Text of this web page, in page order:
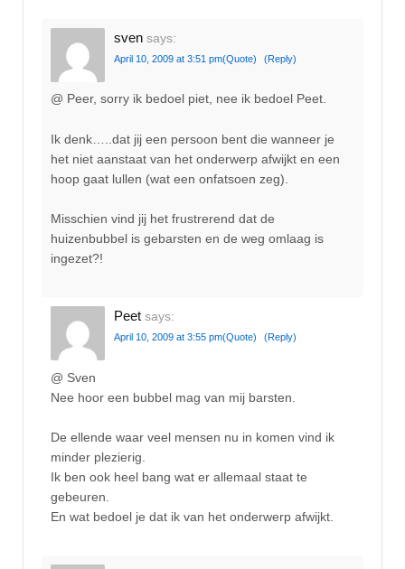
sven says:
April 10, 2009 at 3:51 pm(Quote) (Reply)
@ Peer, sorry ik bedoel piet, nee ik bedoel Peet.
Ik denk…..dat jij een persoon bent die wanneer je
het niet aanstaat van het onderwerp afwijkt en een
hoop gaat lullen (wat een onfatsoen zeg).
Misschien vind jij het frustrerend dat de
huizenbubbel is gebarsten en de weg omlaag is
ingezet?!
Peet says:
April 10, 2009 at 3:55 pm(Quote) (Reply)
@ Sven
Nee hoor een bubbel mag van mij barsten.
De ellende waar veel mensen nu in komen vind ik
minder plezierig.
Ik ben ook heel bang wat er allemaal staat te
gebeuren.
En wat bedoel je dat ik van het onderwerp afwijkt.